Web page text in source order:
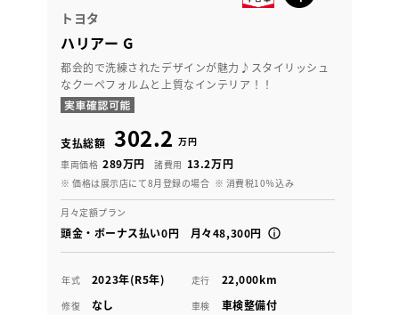
トヨタ
ハリアー G
都会的で洗練されたデザインが魅力♪スタイリッシュ
なクーペフォルムと上質なインテリア！！
支払総額 302.2 万円
車両価格 289万円 諸費用 13.2万円
※ 価格は展示店にて8月登録の場合 ※ 消費税10％込み
月々定額プラン
頭金・ボーナス払い0円 月々48,300円
年式 2023年(R5年) 走行 22,000km
修復 なし 車検 車検整備付